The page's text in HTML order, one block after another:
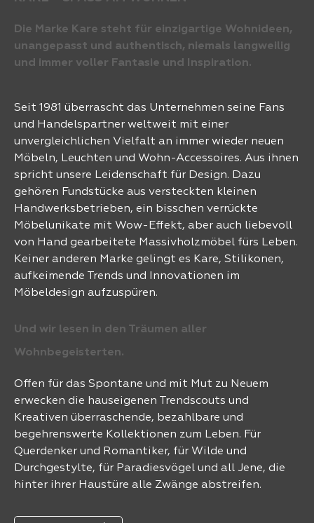
Die Marke Kare steht für einzigartige Wohnideen,
unangepasst und authentisch, niemals langweilig
und immer voller Fantasie und Inspiration.
Seit 1981 überrascht das Unternehmen seine Fans
und Handelspartner weltweit mit einer
unvergleichlichen Vielfalt an immer wieder neuen
Möbeln, Leuchten und Wohn-Accessoires. Aus ihnen
spricht unsere Leidenschaft für Design. Dazu
gehören Fundstücke aus versteckten kleinen
Handwerksbetrieben, ein bisschen verrückte
Möbelunikate mit Wow-Effekt, aber auch liebevoll
von Hand gearbeitete Massivholzmöbel fürs Leben.
Keiner anderen Marke gelingt es Kare, Stilikonen,
aufkeimende Trends und Innovationen im
Möbeldesign aufzuspüren.
Und wir lesen in den Träumen aller
Wohnbegeisterten.
Offen für das Spontane und mit Mut zu Neuem
erwecken die hauseigenen Trendscouts und
Kreativen überraschende, bezahlbare und
begehrenswerte Kollektionen zum Leben. Für
Querdenker und Romantiker, für Wilde und
Durchgestylte, für Paradiesvögel und all Jene, die
hinter ihrer Haustüre alle Zwänge abstreifen.